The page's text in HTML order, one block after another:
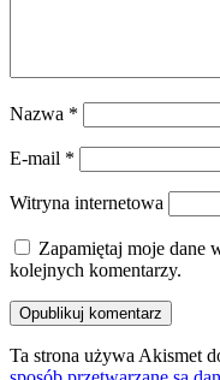
Nazwa *
E-mail *
Witryna internetowa
Zapamiętaj moje dane
kolejnych komentarzy.
Ta strona używa Akismet